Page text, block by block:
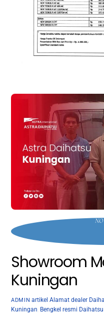
Showroom
Kuningan
ADMIN artikel Alamat dealer
Kuningan Bengkel resmi